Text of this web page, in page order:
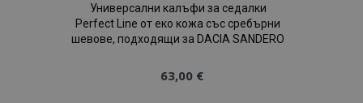
Универсални калъфи за седалки
Perfect Line от еко кожа със сребърни
шевове, подходящи за DACIA SANDERO
63,00 €